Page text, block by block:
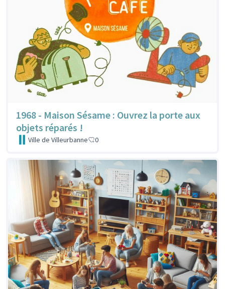
1968 - Maison Sésame : Ouvrez la porte aux
objets réparés !
Ville de Villeurbanne 0